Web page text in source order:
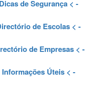
Dicas de Segurança< -
de Escolas < -
de Empresas< -
Informações Úteis< -